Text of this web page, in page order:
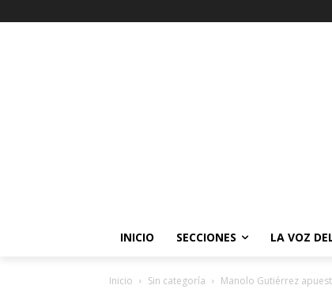
INICIO SECCIONES LA VOZ
Inicio Sin categoría Manolo Gutiérrez